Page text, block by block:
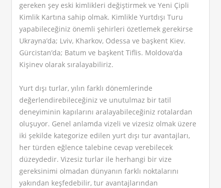
gereken şey eski kimlikleri değiştirmek ve Yeni Çipli
Kimlik Kartına sahip olmak. Kimlikle Yurtdışı Turu
yapabileceğiniz önemli şehirleri özetlemek gerekirse
Ukrayna’da; Lviv, Kharkov, Odessa ve başkent Kiev.
Gürcistan’da; Batum ve başkent Tiflis. Moldova’da
Kişinev olarak sıralayabiliriz.
Yurt dışı turlar, yılın farklı dönemlerinde
değerlendirebileceğiniz ve unutulmaz bir tatil
deneyiminin kapılarını aralayabileceğiniz rotalardan
oluşuyor. Genel anlamda vizeli ve vizesiz olmak üzere
iki şekilde kategorize edilen yurt dışı tur avantajları,
her türden eğlence talebine cevap verebilecek
düzeydedir. Vizesiz turlar ile herhangi bir vize
gereksinimi olmadan dünyanın farklı noktalarını
yakından keşfedebilir, tur avantajlarından